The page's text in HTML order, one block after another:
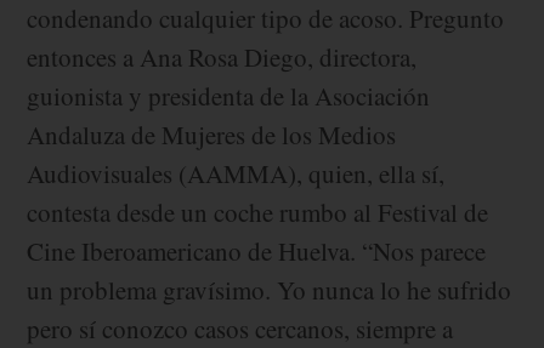
condenando cualquier tipo de acoso. Pregunto
entonces a Ana Rosa Diego, directora,
guionista y presidenta de la Asociación
Andaluza de Mujeres de los Medios
Audiovisuales (AAMMA), quien, ella sí,
contesta desde un coche rumbo al Festival de
Cine Iberoamericano de Huelva. “Nos parece
un problema gravísimo. Yo nunca lo he sufrido
pero sí conozco casos cercanos, siempre a